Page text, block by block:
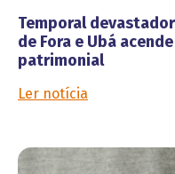
Temporal
de Fora e Ubá
patrimonial
Ler notícia